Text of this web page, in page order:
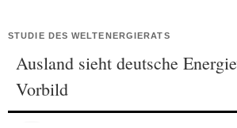
STUDIE DES WELTENERGIERATS
Ausland sieht deutsche
Vorbild